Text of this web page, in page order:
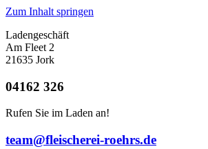
Zum Inhalt springen
Ladengeschäft
Am Fleet 2
21635 Jork
04162 326
Rufen Sie im Laden an!
team@fleischerei-roehrs.de